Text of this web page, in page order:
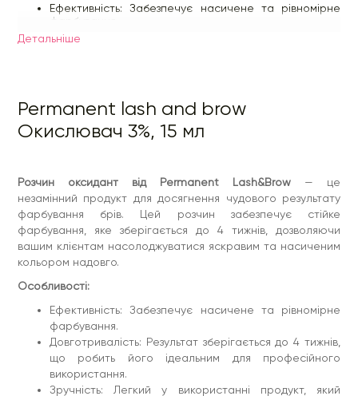
Ефективність: Забезпечує насичене та рівномірне
фарбування.
Довготривалість: Результат зберігається до 4 тижнів,
що робить його ідеальним для професійного
Спосіб застосування:
Підготовка: Переконайтеся, що брови клієнта чисті
оксиданту від Permanent Lash&Brow у співвідношенні
1:1 у неметалевій ємності.
Нанесення: Рівномірно нанесіть отриману суміш на
брови, використовуючи пензлик або аплікатор.
Час впливу: Залишіть фарбу на бровах на 10-15
хвилин, залежно від бажаної інтенсивності кольору.
Змивання: По закінченні часу впливу ретельно
змийте фарбу теплою водою, уникаючи потрапляння
Детальнiше
Permanent lash and brow
Окислювач 3%, 15 мл
Розчин оксидант від Permanent Lash&Brow — це
незамінний продукт для досягнення чудового результату
фарбування брів. Цей розчин забезпечує стійке
фарбування, яке зберігається до 4 тижнів, дозволяючи
вашим клієнтам насолоджуватися яскравим та насиченим
кольором надовго.
Особливості:
Ефективність: Забезпечує насичене та рівномірне
фарбування.
Довготривалість: Результат зберігається до 4 тижнів,
що робить його ідеальним для професійного
використання.
Зручність: Легкий у використанні продукт, який